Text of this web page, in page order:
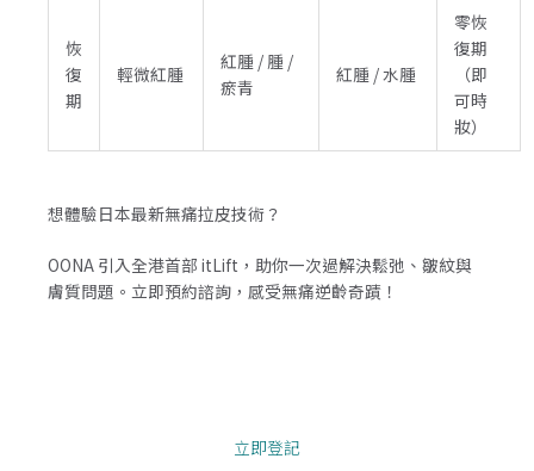
恢
復
期
輕微紅腫
紅腫 / 腫 /
瘀青
紅腫 / 水腫
零恢
復期
（即
可時
妝）
想體驗日本最新無痛拉皮技術？
OONA 引入全港首部 itLift，助你一次過解決鬆弛、皺紋與
膚質問題。立即預約諮詢，感受無痛逆齡奇蹟！
立即登記